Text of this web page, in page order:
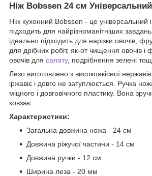
Ніж Bobssen 24 см Універсальний
Ніж кухонний Bobssen - це універсальний
підходить для найрізноманітніших
ідеально підходить для нарізки овочів,
для дрібних робіт, як-от чищення овочів і
овочів для салату, подрібнення зелені
Лезо виготовлено з високоякісної
іржавіє і довго не затуплюється. Ручка
міцного і довговічного пластику. Вона
ковзає.
Характеристики:
Загальна довжина ножа - 24 см
Довжина ріжучої частини - 14 см
Довжина ручки - 12 см
Ширина леза - 20 мм